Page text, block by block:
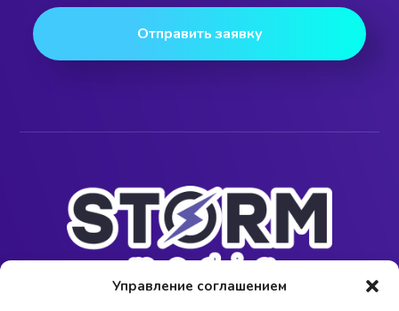
Управление соглашением
Отправить заявку